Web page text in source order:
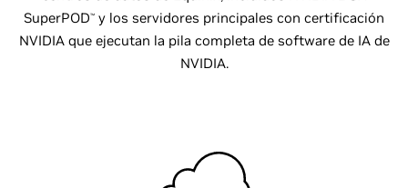
SuperPOD™ y los servidores principales con certificación
NVIDIA que ejecutan la pila completa de software de IA de
NVIDIA.